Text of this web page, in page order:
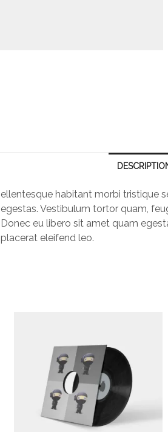
ellentesque habitant morbi tristique
egestas. Vestibulum tortor quam,
Donec eu libero sit amet quam
placerat eleifend leo.